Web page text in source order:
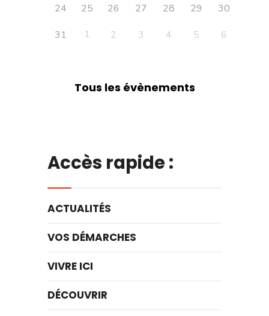
24
25 26 27 28 29
30
31
1 2 3 4 5 6
Tous les évènements
Accès rapide :
ACTUALITÉS
VOS DÉMARCHES
VIVRE ICI
DÉCOUVRIR